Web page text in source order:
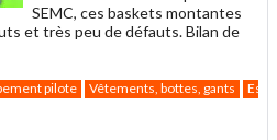
SEMC, ces baskets montantes
et très peu de défauts. Bilan de
pilote Vêtements, bottes, gants